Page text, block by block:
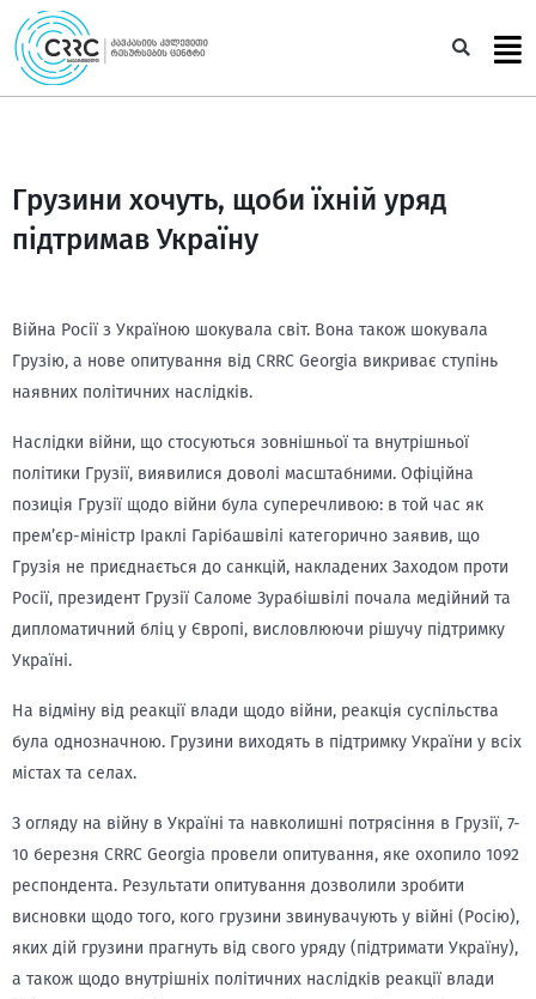
Skip
to
content
Грузини хочуть, щоби їхній уряд
підтримав Україну
Війна Росії з Україною шокувала світ. Вона також шокувала
Грузію, а нове опитування від CRRC Georgia викриває ступінь
наявних політичних наслідків.
Наслідки війни, що стосуються зовнішньої та внутрішньої
політики Грузії, виявилися доволі масштабними. Офіційна
позиція Грузії щодо війни була суперечливою: в той час як
прем’єр-міністр Іраклі Гарібашвілі категорично заявив, що
Грузія не приєднається до санкцій, накладених Заходом проти
Росії, президент Грузії Саломе Зурабішвілі почала медійний та
дипломатичний бліц у Європі, висловлюючи рішучу підтримку
Україні.
На відміну від реакції влади щодо війни, реакція суспільства
була однозначною. Грузини виходять в підтримку України у всіх
містах та селах.
З огляду на війну в Україні та навколишні потрясіння в Грузії, 7-
10 березня CRRC Georgia провели опитування, яке охопило 1092
респондента. Результати опитування дозволили зробити
висновки щодо того, кого грузини звинувачують у війні (Росію),
яких дій грузини прагнуть від свого уряду (підтримати Україну),
а також щодо внутрішніх політичних наслідків реакції влади